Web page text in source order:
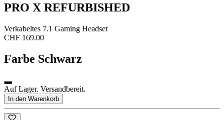
PRO X REFURBISHED
Verkabeltes 7.1 Gaming Headset
CHF 169.00
Farbe Schwarz
Auf Lager. Versandbereit.
In den Warenkorb